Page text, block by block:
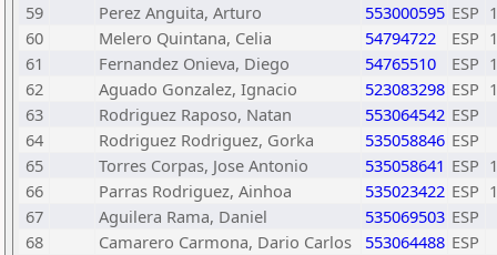
59
Perez Anguita, Arturo 553000595 ESP
60
Melero Quintana, Celia 54794722 ESP
61
Fernandez Onieva, Diego 54765510 ESP
62
Aguado Gonzalez, Ignacio 523083298 ESP
63
Rodriguez Raposo, Natan 553064542 ESP
64
Rodriguez Rodriguez, Gorka 535058846 ESP
65
Torres Corpas, Jose Antonio 535058641 ESP
66
Parras Rodriguez, Ainhoa 535023422 ESP
67
Aguilera Rama, Daniel 535069503 ESP
68
Camarero Carmona, Dario Carlos 553064488 ESP